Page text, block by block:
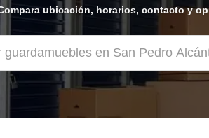
ubicación, horarios, contacto y